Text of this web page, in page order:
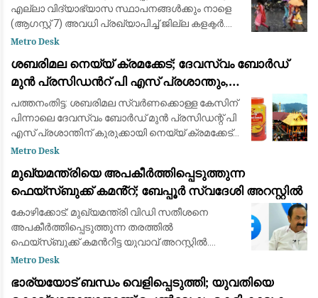
എല്ലാ വിദ്യാഭ്യാസ സ്ഥാപനങ്ങൾക്കും നാളെ
(ആഗസ്റ്റ് 7) അവധി പ്രഖ്യാപിച്ച് ജില്ല കളക്ടർ.
ഇന്ന് റെഡ് അലർട്ടും നാളെ ഓറഞ്ച് അലർട്ടും
Metro Desk
ശബരിമല നെയ്യ് ക്രമക്കേട്; ദേവസ്വം ബോർഡ്
മുൻ പ്രസിഡന്‍റ് പി എസ് പ്രശാന്തും,
അജികുമാറും, മുരാരി ബാബുവും പ്രതി പട്ടികയില്‍
പത്തനംതിട്ട: ശബരിമല സ്വര്‍ണക്കൊള്ള കേസിന്
പിന്നാലെ ദേവസ്വം ബോര്‍ഡ് മുന്‍ പ്രസിഡന്റ് പി
എസ് പ്രശാന്തിന് കുരുക്കായി നെയ്യ് ക്രമക്കേട്
കേസും. വിജിലന്‍സിന്റെ എഫ്‌ഐആറില്‍ പി എസ്
Metro Desk
മുഖ്യമന്ത്രിയെ അപകീർത്തിപ്പെടുത്തുന്ന
ഫെയ്സ്ബുക്ക് കമൻ്റ്; ബേപ്പൂർ സ്വദേശി അറസ്റ്റിൽ
കോഴിക്കോട്: മുഖ്യമന്ത്രി വിഡി സതീശനെ
അപകീർത്തിപ്പെടുത്തുന്ന തരത്തിൽ
ഫെയ്സ്ബുക്ക് കമന്‍റിട്ട യുവാവ് അറസ്റ്റിൽ.
കോഴിക്കോട് ബേപ്പൂർ സ്വദേശി നിതിൻ
ചെയ്തത്. മുഖ്യമന്ത
Metro Desk
ഭാര്യയോട് ബന്ധം വെളിപ്പെടുത്തി; യുവതിയെ